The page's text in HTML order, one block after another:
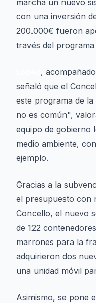
marcha un nuevo
con una inversión
200.000€ fueron
través del programa
,
señaló que el
este programa de
no es común",
equipo de gobierno
medio ambiente,
ejemplo.
Gracias a la
el presupuesto con
Concello, el nuevo
de 122
marrones para la
adquirieron dos
una unidad móvil
Asimismo, se pone